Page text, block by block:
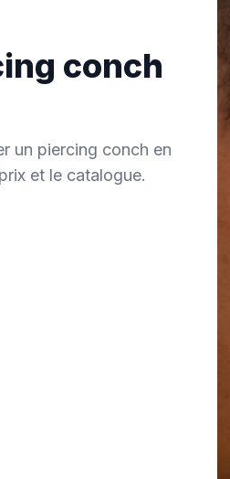
conch
un piercing conch en
et le catalogue.